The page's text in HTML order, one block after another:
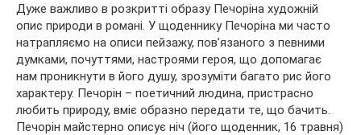
Дуже важливо в розкритті образу Печоріна художній
опис природи в романі. У щоденнику Печоріна ми часто
натрапляємо на описи пейзажу, пов’язаного з певними
думками, почуттями, настроями героя, що допомагає
нам проникнути в його душу, зрозуміти багато рис його
характеру. Печорін – поетичний людина, пристрасно
любить природу, вміє образно передати те, що бачить.
Печорін майстерно описує ніч (його щоденник, 16 травня)